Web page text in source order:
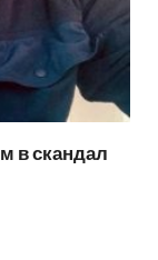
в скандал